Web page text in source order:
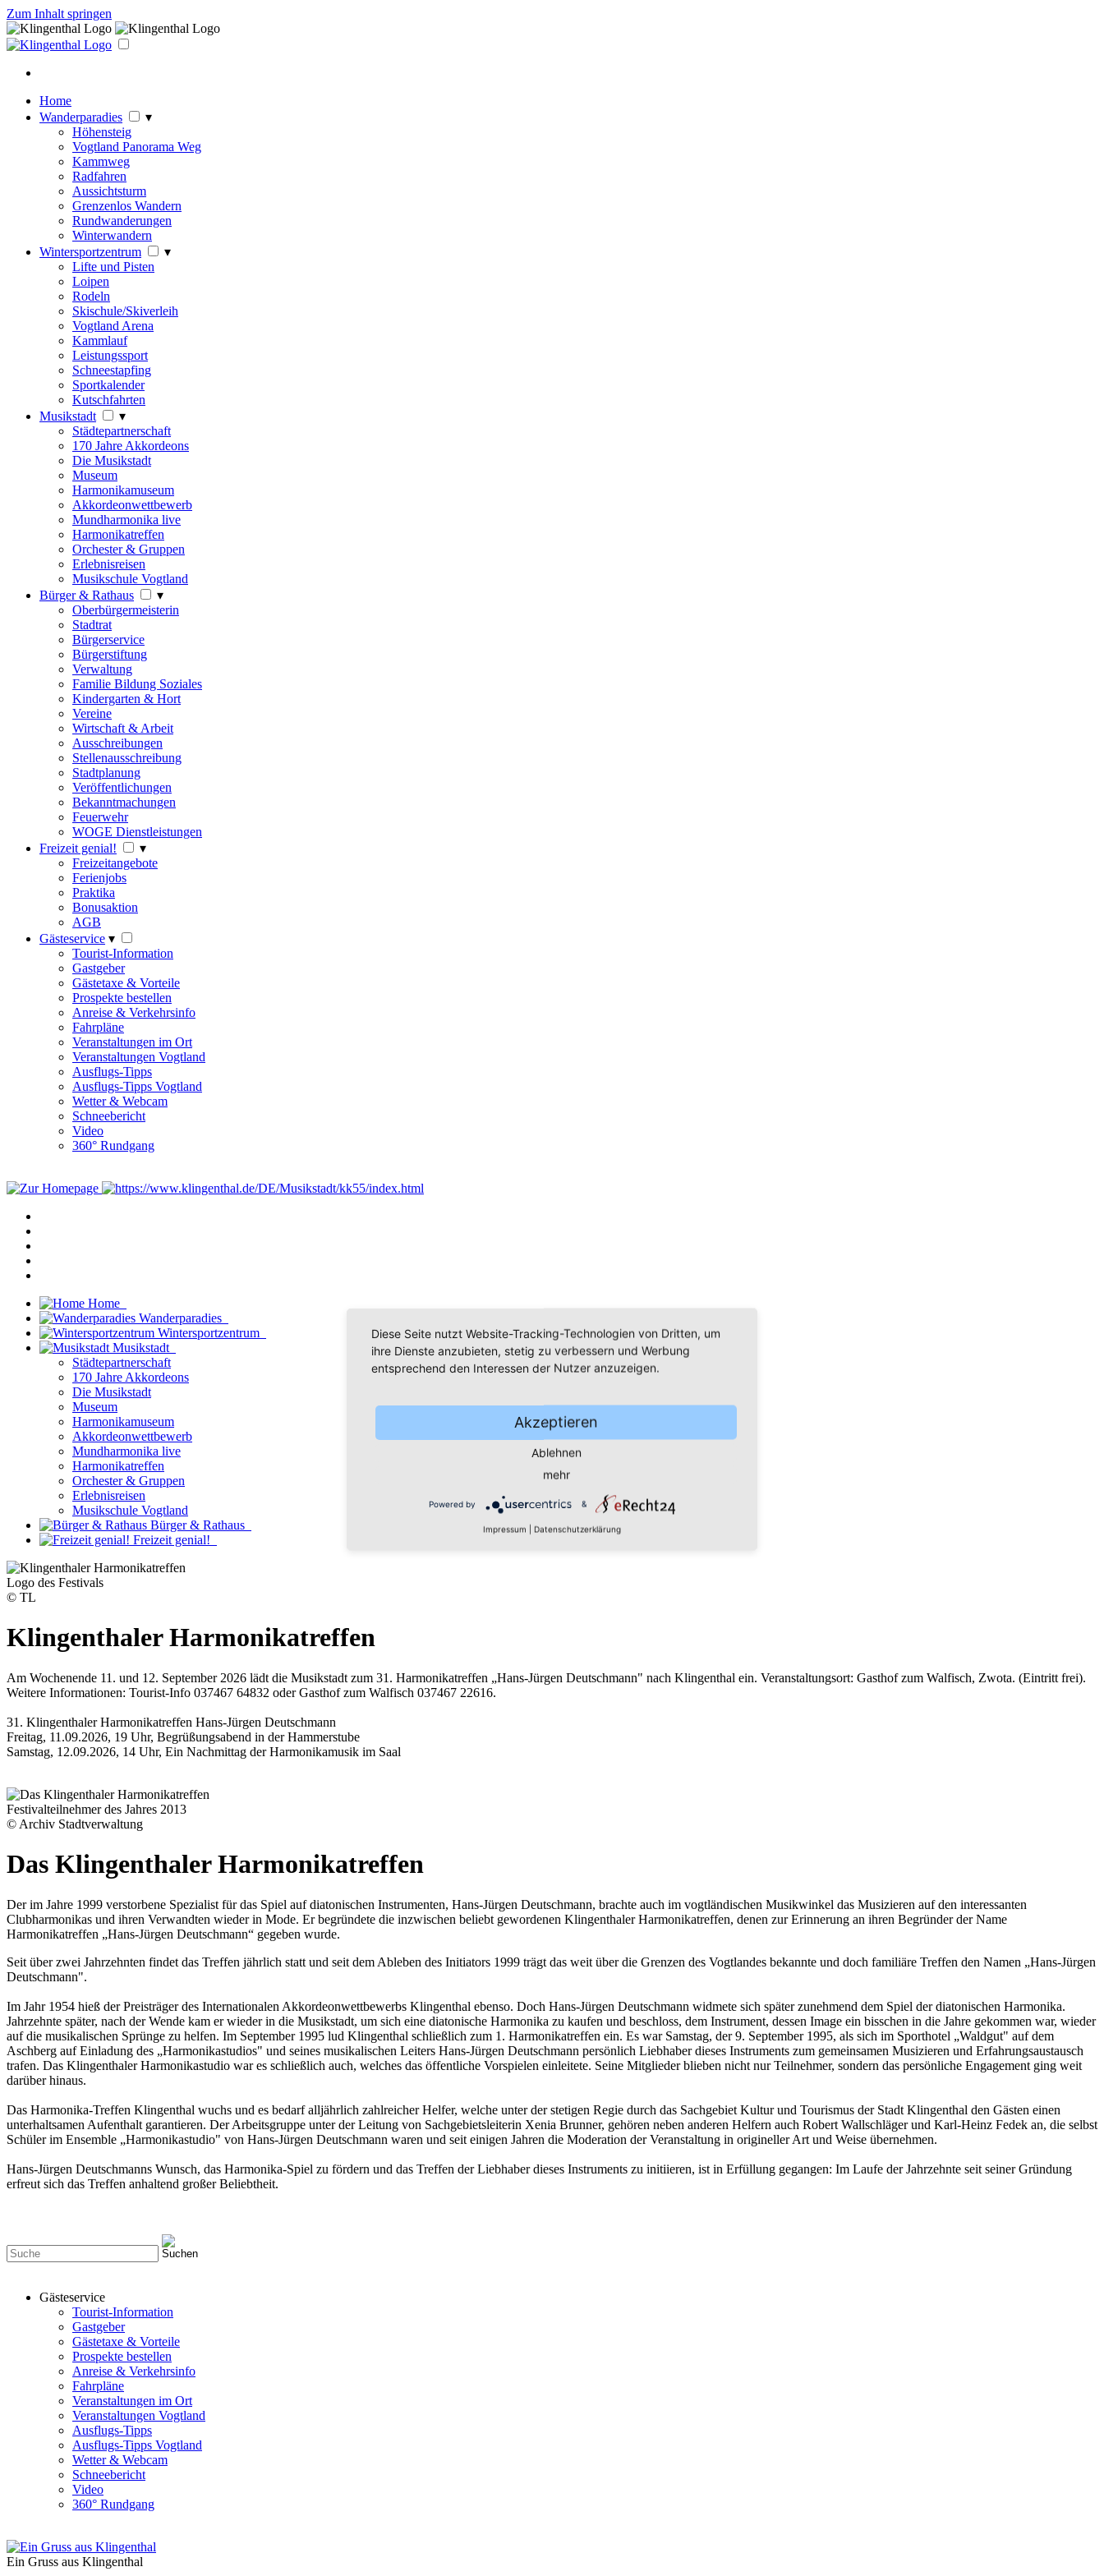
Zum Inhalt springen
Home
Wanderparadies
▾
Höhensteig
Vogtland Panorama Weg
Kammweg
Radfahren
Aussichtsturm
Grenzenlos Wandern
Rundwanderungen
Winterwandern
Wintersportzentrum
▾
Lifte und Pisten
Loipen
Rodeln
Skischule/Skiverleih
Vogtland Arena
Kammlauf
Leistungssport
Schneestapfing
Sportkalender
Kutschfahrten
Musikstadt
▾
Städtepartnerschaft
170 Jahre Akkordeons
Die Musikstadt
Museum
Harmonikamuseum
Akkordeonwettbewerb
Mundharmonika live
Harmonikatreffen
Orchester & Gruppen
Erlebnisreisen
Musikschule Vogtland
Bürger & Rathaus
▾
Oberbürgermeisterin
Stadtrat
Bürgerservice
Bürgerstiftung
Verwaltung
Familie Bildung Soziales
Kindergarten & Hort
Vereine
Wirtschaft & Arbeit
Ausschreibungen
Stellenausschreibung
Stadtplanung
Veröffentlichungen
Bekanntmachungen
Feuerwehr
WOGE Dienstleistungen
Freizeit genial!
▾
Freizeitangebote
Ferienjobs
Praktika
Bonusaktion
AGB
Gästeservice ▾
Tourist-Information
Gastgeber
Gästetaxe & Vorteile
Prospekte bestellen
Anreise & Verkehrsinfo
Fahrpläne
Veranstaltungen im Ort
Veranstaltungen Vogtland
Ausflugs-Tipps
Ausflugs-Tipps Vogtland
Wetter & Webcam
Schneebericht
Video
360° Rundgang
Home
Wanderparadies
Wintersportzentrum
Musikstadt
Städtepartnerschaft
170 Jahre Akkordeons
Die Musikstadt
Museum
Harmonikamuseum
Akkordeonwettbewerb
Mundharmonika live
Harmonikatreffen
Orchester & Gruppen
Erlebnisreisen
Musikschule Vogtland
Bürger & Rathaus
Freizeit genial!
Logo des Festivals
© TL
Klingenthaler Harmonikatreffen
Am Wochenende 11. und 12. September 2026 lädt die Musikstadt zum 31. Harmonikatreffen „Hans-Jürgen Deutschmann" nach Klingenthal ein. Veranstaltungsort: Gasthof zum Walfisch, Zwota. (Eintritt frei).
Weitere Informationen: Tourist-Info 037467 64832 oder Gasthof zum Walfisch 037467 22616.
31. Klingenthaler Harmonikatreffen Hans-Jürgen Deutschmann
Freitag, 11.09.2026, 19 Uhr, Begrüßungsabend in der Hammerstube
Samstag, 12.09.2026, 14 Uhr, Ein Nachmittag der Harmonikamusik im Saal
Festivalteilnehmer des Jahres 2013
© Archiv Stadtverwaltung
Das Klingenthaler Harmonikatreffen
Der im Jahre 1999 verstorbene Spezialist für das Spiel auf diatonischen Instrumenten, Hans-Jürgen Deutschmann, brachte auch im vogtländischen Musikwinkel das Musizieren auf den interessanten
Clubharmonikas und ihren Verwandten wieder in Mode. Er begründete die inzwischen beliebt gewordenen Klingenthaler Harmonikatreffen, denen zur Erinnerung an ihren Begründer der Name
Harmonikatreffen „Hans-Jürgen Deutschmann“ gegeben wurde.
Seit über zwei Jahrzehnten findet das Treffen jährlich statt und seit dem Ableben des Initiators 1999 trägt das weit über die Grenzen des Vogtlandes bekannte und doch familiäre Treffen den Namen „Hans-Jürgen
Deutschmann".
Im Jahr 1954 hieß der Preisträger des Internationalen Akkordeonwettbewerbs Klingenthal ebenso. Doch Hans-Jürgen Deutschmann widmete sich später zunehmend dem Spiel der diatonischen Harmonika.
Jahrzehnte später, nach der Wende kam er wieder in die Musikstadt, um sich eine diatonische Harmonika zu kaufen und beschloss, dem Instrument, dessen Image ein bisschen in die Jahre gekommen war, wieder
auf die musikalischen Sprünge zu helfen. Im September 1995 lud Klingenthal schließlich zum 1. Harmonikatreffen ein. Es war Samstag, der 9. September 1995, als sich im Sporthotel „Waldgut" auf dem
Aschberg auf Einladung des „Harmonikastudios" und seines musikalischen Leiters Hans-Jürgen Deutschmann persönlich Liebhaber dieses Instruments zum gemeinsamen Musizieren und Erfahrungsaustausch
trafen. Das Klingenthaler Harmonikastudio war es schließlich auch, welches das öffentliche Vorspielen einleitete. Seine Mitglieder blieben nicht nur Teilnehmer, sondern das persönliche Engagement ging weit
darüber hinaus.
Das Harmonika-Treffen Klingenthal wuchs und es bedarf alljährlich zahlreicher Helfer, welche unter der stetigen Regie durch das Sachgebiet Kultur und Tourismus der Stadt Klingenthal den Gästen einen
unterhaltsamen Aufenthalt garantieren. Der Arbeitsgruppe unter der Leitung von Sachgebietsleiterin Xenia Brunner, gehören neben anderen Helfern auch Robert Wallschläger und Karl-Heinz Fedek an, die selbst
Schüler im Ensemble „Harmonikastudio" von Hans-Jürgen Deutschmann waren und seit einigen Jahren die Moderation der Veranstaltung in origineller Art und Weise übernehmen.
Hans-Jürgen Deutschmanns Wunsch, das Harmonika-Spiel zu fördern und das Treffen der Liebhaber dieses Instruments zu initiieren, ist in Erfüllung gegangen: Im Laufe der Jahrzehnte seit seiner Gründung
erfreut sich das Treffen anhaltend großer Beliebtheit.
Gästeservice
Tourist-Information
Gastgeber
Gästetaxe & Vorteile
Prospekte bestellen
Anreise & Verkehrsinfo
Fahrpläne
Veranstaltungen im Ort
Veranstaltungen Vogtland
Ausflugs-Tipps
Ausflugs-Tipps Vogtland
Wetter & Webcam
Schneebericht
Video
360° Rundgang
Ein Gruss aus Klingenthal
Diese Seite nutzt Website-Tracking-Technologien von Dritten, um
ihre Dienste anzubieten, stetig zu verbessern und Werbung
entsprechend den Interessen der Nutzer anzuzeigen.
Akzeptieren
Ablehnen
mehr
Powered by &
Impressum Datenschutzerklärung